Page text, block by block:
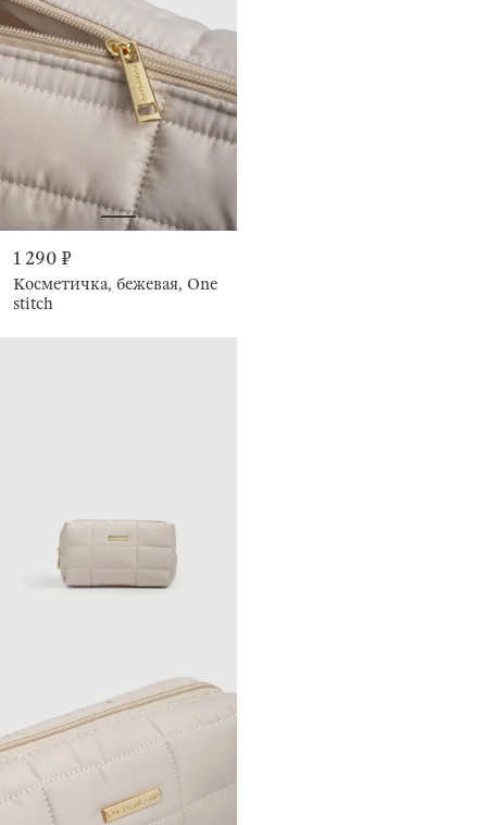
1 290 ₽
Косметичка, бежевая, One
stitch